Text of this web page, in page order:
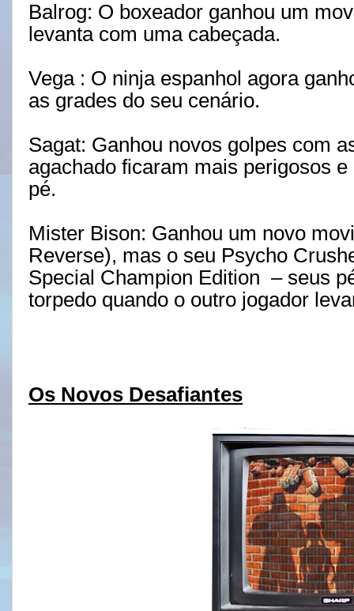
Balrog: O boxeador ganhou um
levanta com uma cabeçada.
Vega : O ninja espanhol agora
as grades do seu cenário.
Sagat: Ganhou novos golpes com
agachado ficaram mais perigosos
pé.
Mister Bison: Ganhou um novo
Reverse), mas o seu Psycho
Special Champion Edition – seus
torpedo quando o outro jogador
Os Novos Desafiantes